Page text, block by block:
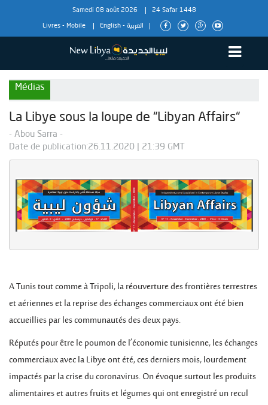
Samedi 08 août 2026 24 Safar 1448
Livres - Mobile English - العربية
Médias
La Libye sous la loupe de “Libyan Affairs“
- Abou Sarra -
Date de publication:26.11.2020 | 21:39 GMT
A Tunis tout comme à Tripoli, la réouverture des frontières terrestres
et aériennes et la reprise des échanges commerciaux ont été bien
accueillies par les communautés des deux pays.
Réputés pour être le poumon de l’économie tunisienne, les échanges
commerciaux avec la Libye ont été, ces derniers mois, lourdement
impactés par la crise du coronavirus. On évoque surtout les produits
alimentaires et autres fruits et légumes qui ont enregistré un recul